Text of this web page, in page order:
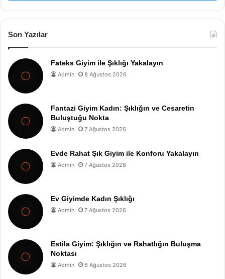
Son Yazılar
Fateks Giyim ile Şıklığı Yakalayın
Admin 8 Ağustos 2026
Fantazi Giyim Kadın: Şıklığın ve Cesaretin
Buluştuğu Nokta
Admin 7 Ağustos 2026
Evde Rahat Şık Giyim ile Konforu Yakalayın
Admin 7 Ağustos 2026
Ev Giyimde Kadın Şıklığı
Admin 7 Ağustos 2026
Estila Giyim: Şıklığın ve Rahatlığın Buluşma
Noktası
Admin 6 Ağustos 2026